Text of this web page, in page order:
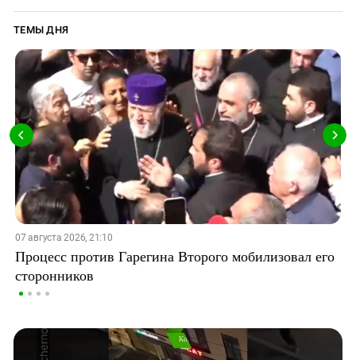
ТЕМЫ ДНЯ
07 августа 2026, 21:10
Процесс против Гарегина Второго мобилизовал его
сторонников